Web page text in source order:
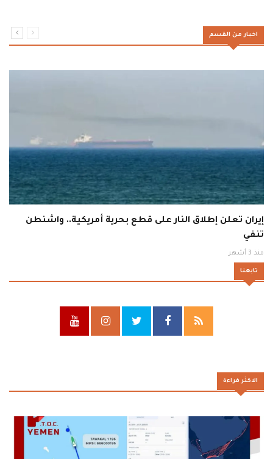
اخبار من القسم
إيران تعلن إطلاق النار على قطع بحرية أمريكية.. واشنطن
تنفي
منذ 3 أشهر
تابعنا
الاكثر قراءة